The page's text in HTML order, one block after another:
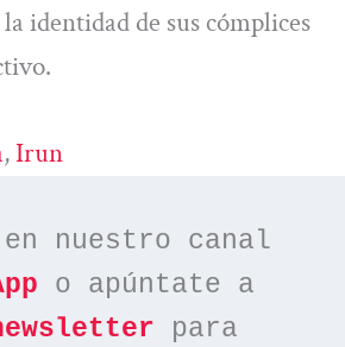
identidad de sus cómplices
, Irun
en nuestro canal
o apúntate a
para